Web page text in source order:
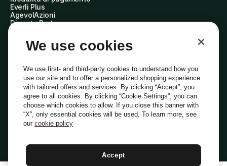
Everli Plus
AgevolAzioni
Diventa Partner
Everli Shoppers
About Us
Everli News
Domande frequenti
Lavora con noi
Diventa Shopper
Investitori
PrivacyCookiePreferenze Cookie
Termini e CondizioniCodice Etico
Indirizzo PEC: everli@pec.it - indirizzo DPO: dpo@everli.com
Italiano
We use cookies
We use first- and third-party cookies to understand how you
use our site and to offer a personalized shopping experience
with tailored offers and services. By clicking “Accept”, you
agree to all cookies. By clicking “Cookie Settings”, you can
choose which cookies to allow. If you close this banner with
“X”, only essential cookies will be used. To learn more, see
our cookie policy
Accept